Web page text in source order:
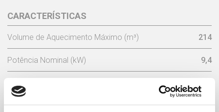
CARACTERÍSTICAS
Volume de Aquecimento Máximo (m³) 214
Potência Nominal (kW) 9,4
6,6 - 12,2
Rendimento Nominal (%) 80,9